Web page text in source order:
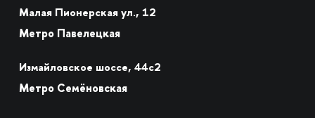
Малая Пионерская ул., 12
Метро Павелецкая
Измайловское шоссе, 44с2
Метро Семёновская